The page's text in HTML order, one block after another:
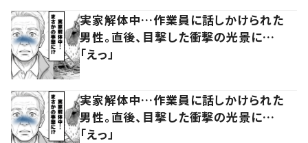
実家解体中…作業員に話しかけられた
男性。直後、目撃した衝撃の光景に…
「えっ」
実家解体中…作業員に話しかけられた
男性。直後、目撃した衝撃の光景に…
「えっ」